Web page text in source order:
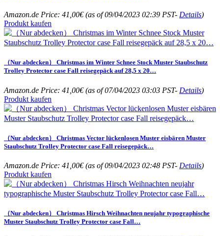
Amazon.de Price: 41,00€(as of 09/04/2023 02:39 PST- Details)
Produkt kaufen
（Nur abdecken） Christmas im Winter Schnee Stock Muster Staubschutz
Trolley Protector case Fall reisegepäck auf 28,5 x 20…
Amazon.de Price: 41,00€(as of 07/04/2023 03:03 PST- Details)
Produkt kaufen
（Nur abdecken） Christmas Vector lückenlosen Muster eisbären Muster
Staubschutz Trolley Protector case Fall reisegepäck…
Amazon.de Price: 41,00€(as of 09/04/2023 02:48 PST- Details)
Produkt kaufen
（Nur abdecken） Christmas Hirsch Weihnachten neujahr typographische
Muster Staubschutz Trolley Protector case Fall…